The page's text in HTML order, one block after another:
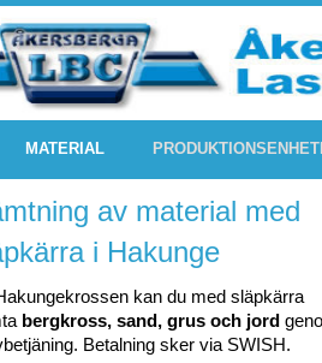
MATERIAL
av material med
i Hakunge
kan du med släpkärra
bergkross, sand, grus och jord
Betalning sker via SWISH.